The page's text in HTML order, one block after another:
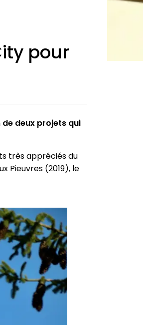
pour
de deux projets qui
très appréciés du
Pieuvres (2019), le